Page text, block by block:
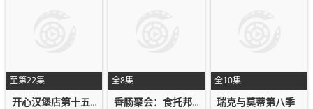
至第22集
开心汉堡店第十五季
全8集
香肠聚会：食托邦第二季
全10集
瑞克与莫蒂第八季